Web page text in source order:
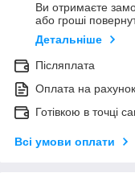
Ви отримаєте
або гроші
Детальніше
Післяплата
Оплата на рахунок
Готівкою в точці
Всі умови оплати